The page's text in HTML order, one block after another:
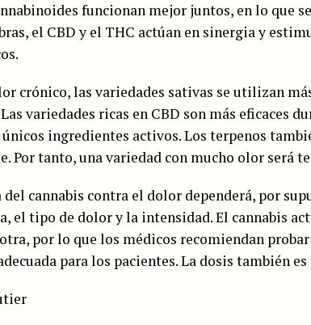
funcionan mejor juntos, en lo que
el CBD y el THC actúan en sinergia y
crónico, las variedades sativas se utilizan
variedades ricas en CBD son más eficaces
ingredientes activos. Los terpenos
Por tanto, una variedad con mucho olor será
del cannabis contra el dolor dependerá, por
el tipo de dolor y la intensidad. El cannabis
por lo que los médicos recomiendan
para los pacientes. La dosis también